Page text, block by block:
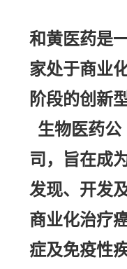
和黄医药是
家处于商业
阶段的创新
生物医药公
司，旨在成
发现、开发
商业化治疗
症及免疫性